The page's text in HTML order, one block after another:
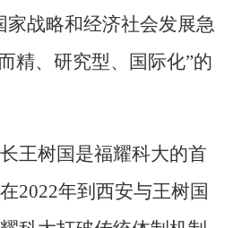
家战略和经济社会发展急
精、研究型、国际化”的
王树国是福耀科大的首
2022年到西安与王树国